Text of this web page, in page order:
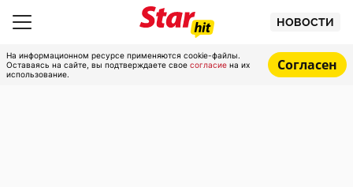
НОВОСТИ
На информационном ресурсе применяются cookie-файлы.
Оставаясь на сайте, вы подтверждаете свое согласие на их
использование.
Согласен